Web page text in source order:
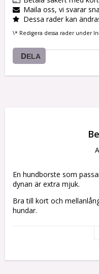
Maila oss, vi svarar
Dessa rader kan
\* Redigera dessa rader under
DELA
En hundborste som
dynan är extra mjuk.
Bra till kort och
hundar.